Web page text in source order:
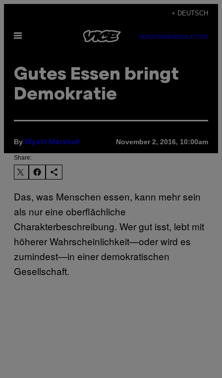
content
+ DEUTSCH
Open
SUBSCRIBENEWSLETTER
Gutes Essen bringt
Demokratie
By Wyatt Marshall November 2, 2016, 10:00am
Share:
Das, was Menschen essen, kann mehr sein
als nur eine oberflächliche
Charakterbeschreibung. Wer gut isst, lebt mit
höherer Wahrscheinlichkeit—oder wird es
zumindest—in einer demokratischen
Gesellschaft.